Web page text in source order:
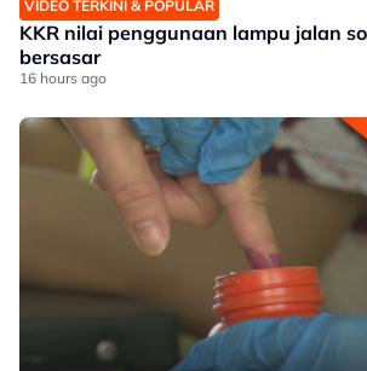
VIDEO TERKINI & POPULAR
KKR nilai penggunaan lampu jalan
bersasar
16 hours ago